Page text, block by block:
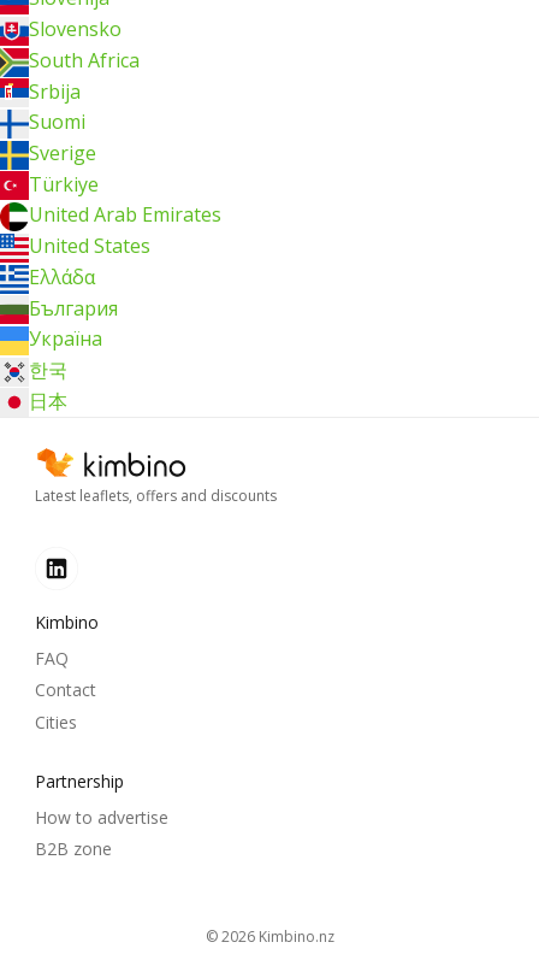
Slovensko
South Africa
Srbija
Suomi
Sverige
Türkiye
United Arab Emirates
United States
Ελλάδα
България
Україна
한국
日本
Latest leaflets, offers and discounts
Kimbino
FAQ
Contact
Cities
Partnership
How to advertise
B2B zone
© 2026 kimbino.nz